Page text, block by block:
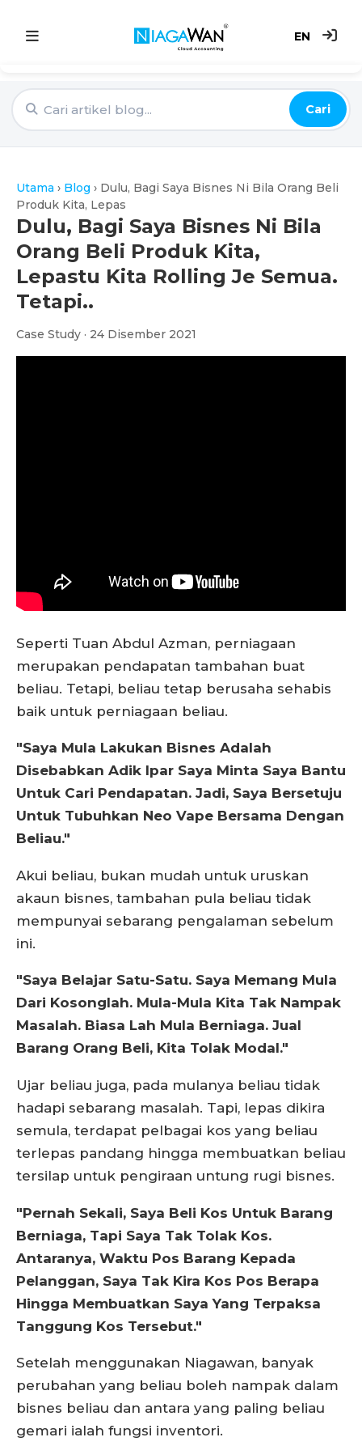
EN
e-Invoice
Harga
Blog
Cari
Utama › Blog › Dulu, Bagi Saya Bisnes Ni Bila Orang Beli
Produk Kita, Lepas
Dulu, Bagi Saya Bisnes Ni Bila
Orang Beli Produk Kita,
Lepastu Kita Rolling Je Semua.
Tetapi..
Case Study · 24 Disember 2021
Seperti Tuan Abdul Azman, perniagaan
merupakan pendapatan tambahan buat
beliau. Tetapi, beliau tetap berusaha sehabis
baik untuk perniagaan beliau.
"Saya Mula Lakukan Bisnes Adalah
Disebabkan Adik Ipar Saya Minta Saya Bantu
Untuk Cari Pendapatan. Jadi, Saya Bersetuju
Untuk Tubuhkan Neo Vape Bersama Dengan
Beliau."
Akui beliau, bukan mudah untuk uruskan
akaun bisnes, tambahan pula beliau tidak
mempunyai sebarang pengalaman sebelum
ini.
"Saya Belajar Satu-Satu. Saya Memang Mula
Dari Kosonglah. Mula-Mula Kita Tak Nampak
Masalah. Biasa Lah Mula Berniaga. Jual
Barang Orang Beli, Kita Tolak Modal."
Ujar beliau juga, pada mulanya beliau tidak
hadapi sebarang masalah. Tapi, lepas dikira
semula, terdapat pelbagai kos yang beliau
terlepas pandang hingga membuatkan beliau
tersilap untuk pengiraan untung rugi bisnes.
"Pernah Sekali, Saya Beli Kos Untuk Barang
Berniaga, Tapi Saya Tak Tolak Kos.
Antaranya, Waktu Pos Barang Kepada
Pelanggan, Saya Tak Kira Kos Pos Berapa
Hingga Membuatkan Saya Yang Terpaksa
Tanggung Kos Tersebut."
Setelah menggunakan Niagawan, banyak
perubahan yang beliau boleh nampak dalam
bisnes beliau dan antara yang paling beliau
gemari ialah fungsi inventori.